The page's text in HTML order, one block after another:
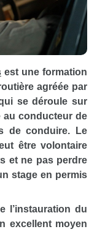
est une formation
agréée par
se déroule sur
au conducteur de
de conduire. Le
être volontaire
et ne pas perdre
stage en permis
l’instauration du
excellent moyen